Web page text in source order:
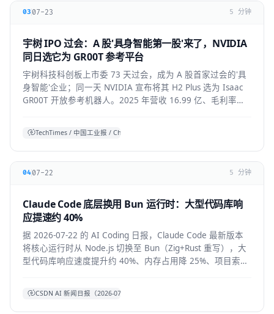
03 07-23 5 分钟
宇树 IPO 过会：A 股'具身智能第一股'来了，NVIDIA
同日选它为 GR00T 参考平台
宇树科技科创板上市委 73 天过会，成为 A 股首家过会的'具
身智能'企业；同一天 NVIDIA 宣布将其 H2 Plus 选为 Isaac
GR00T 开放参考机器人。2025 年营收 16.99 亿、毛利率
TechTimes / 中国工业报 / China Daily 综合
0407-22 5 分钟
Claude Code 底层换用 Bun 运行时：大型代码库响
应提速约 40%
据 2026-07-22 的 AI Coding 日报，Claude Code 最新版本
将核心运行时从 Node.js 切换至 Bun（Zig+Rust 重写），大
型代码库响应速度提升约 40%、内存占用降 25%、项目索引
CSDN AI 新闻日报（2026-07-22）